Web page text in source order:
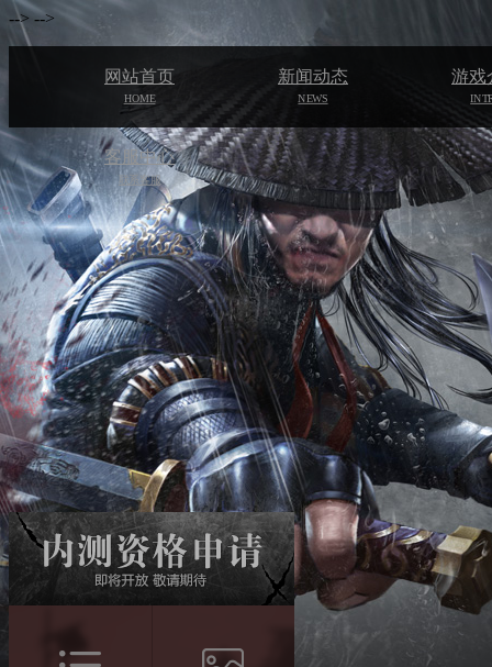
-->-->
网站首页
HOME
新闻动态
NEWS
游戏
客服中心
联系客服